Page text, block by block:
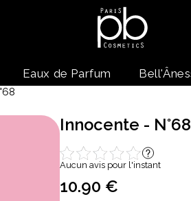
Eaux de Parfum
Innocente - N°68
Aucun avis pour l'instant
10.90 €